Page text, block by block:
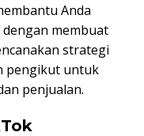
Anda
membuat
strategi
pengikut untuk
penjualan.